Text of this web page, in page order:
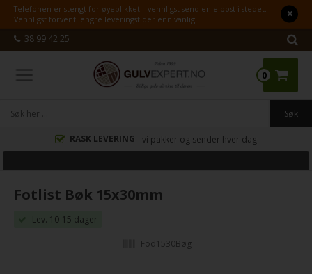
Telefonen er stengt for øyeblikket – vennligst send en e-post i stedet.
Vennligst forvent lengre leveringstider enn vanlig.
38 99 42 25
0
RASK LEVERING vi pakker og sender hver dag
Fotlist Bøk 15x30mm
Lev. 10-15 dager
Fod1530Bøg